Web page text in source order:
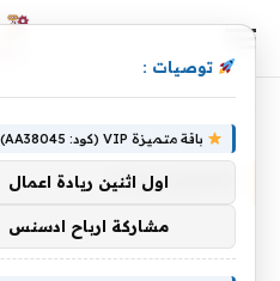
للمليارديرات
توصيات :
باقة متميزة VIP (كود: AA38045):
اول اثنين ريادة اعمال
مشاركة ارباح ادسنس